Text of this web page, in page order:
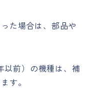
た場合は、部品や
以前）の機種は、補
す。